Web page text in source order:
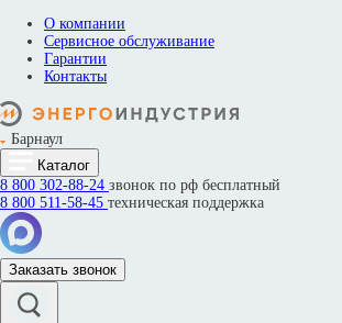
О компании
Сервисное обслуживание
Гарантии
Контакты
Барнаул
Каталог
8 800 302-88-24 звонок по рф бесплатный
8 800 511-58-45 техническая поддержка
Заказать звонок